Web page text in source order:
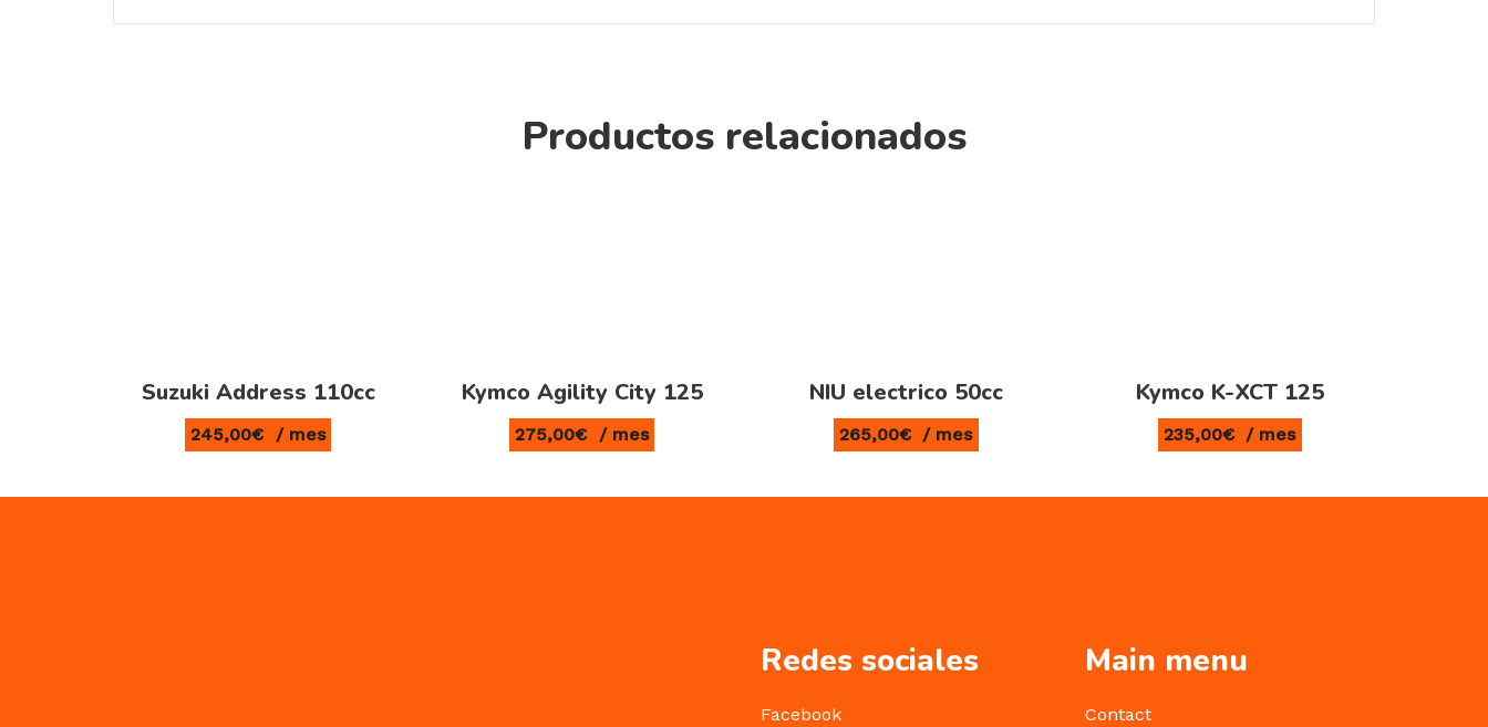
Productos relacionados
Suzuki Address 110cc
245,00€ / mes
Kymco Agility City 125
275,00€ / mes
NIU electrico 50cc
265,00€ / mes
Kymco K-XCT 125
235,00€ / mes
Redes sociales
Facebook
Main menu
Contact